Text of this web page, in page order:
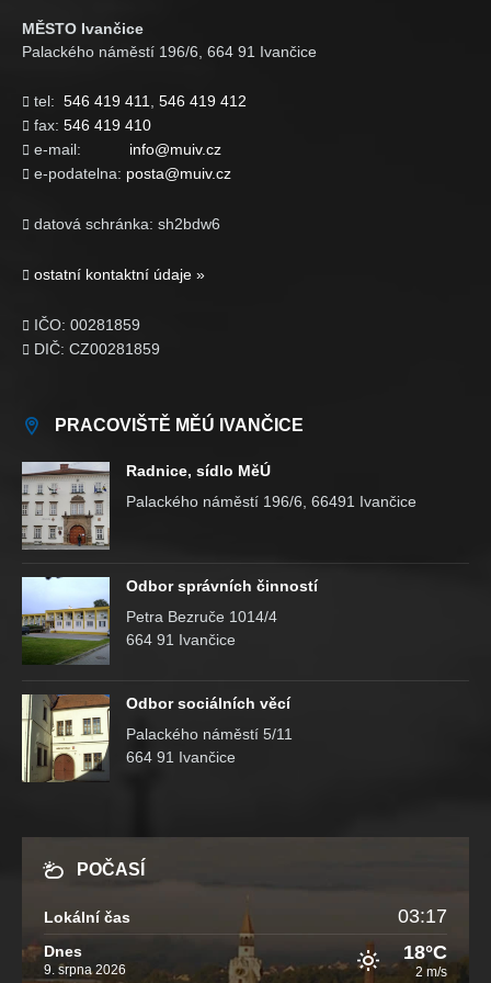
MĚSTO Ivančice
Palackého náměstí 196/6, 664 91 Ivančice
 tel: 546 419 411 546 419 412
 fax: 546 419 410
 e-mail: info@muiv.cz
 e-podatelna: posta@muiv.cz
 datová schránka: sh2bdw6
 ostatní kontaktní údaje »
 IČO: 00281859
 DIČ: CZ00281859
PRACOVIŠTĚ MĚÚ IVANČICE
Radnice, sídlo MěÚ
Palackého náměstí 196/6, 66491 Ivančice
Odbor správních činností
Petra Bezruče 1014/4
664 91 Ivančice
Odbor sociálních věcí
Palackého náměstí 5/11
664 91 Ivančice
POČASÍ
Lokální čas 03:17
Dnes
9. srpna 2026
18°C
2 m/s